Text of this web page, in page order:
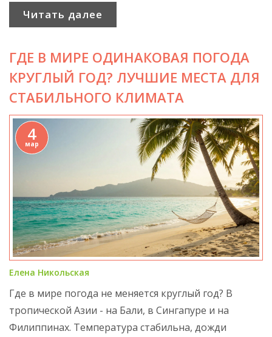
Читать далее
ГДЕ В МИРЕ ОДИНАКОВАЯ ПОГОДА
КРУГЛЫЙ ГОД? ЛУЧШИЕ МЕСТА ДЛЯ
СТАБИЛЬНОГО КЛИМАТА
4
мар
Елена Никольская
Где в мире погода не меняется круглый год? В
тропической Азии - на Бали, в Сингапуре и на
Филиппинах. Температура стабильна, дожди